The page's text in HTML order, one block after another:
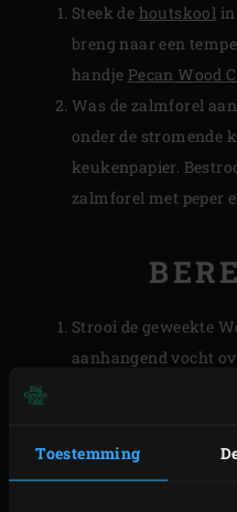
Toestemming
Steek de houtskool in
breng naar een
handje Pecan Wood
Was de zalmforel
onder de stromende
keukenpapier.
zalmforel met peper
Strooi de geweekte
aanhangend vocht
temperatuur weer
minuten roken.